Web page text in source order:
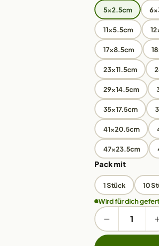
5x2.5cm
11x5.5cm
17x8.5cm
23x11.5cm
29x14.5cm
35x17.5cm
41x20.5cm
47x23.5cm
Pack mit
1 Stück 10
Wird für dich